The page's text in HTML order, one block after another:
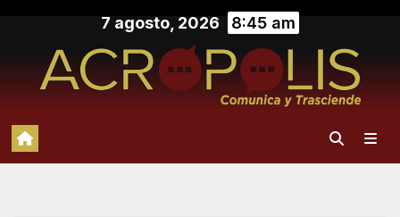
contenido
7 agosto, 2026 8:45 am